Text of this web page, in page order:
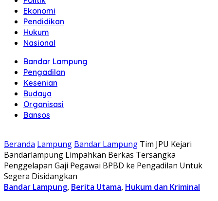
Ekonomi
Pendidikan
Hukum
Nasional
Bandar Lampung
Pengadilan
Kesenian
Budaya
Organisasi
Bansos
Beranda Lampung Bandar Lampung Tim JPU Kejari
Bandarlampung Limpahkan Berkas Tersangka
Penggelapan Gaji Pegawai BPBD ke Pengadilan Untuk
Segera Disidangkan
Bandar Lampung, Berita Utama, Hukum dan Kriminal